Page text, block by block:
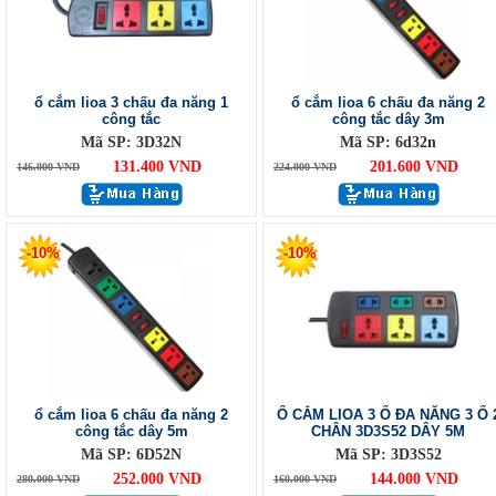
ổ cắm lioa 3 chấu đa năng 1
công tắc
Mã SP: 3D32N
146.000 VND 131.400 VND
ổ cắm lioa 6 chấu đa năng 2
công tắc dây 3m
Mã SP: 6d32n
224.000 VND 201.600 VND
-10%
ổ cắm lioa 6 chấu đa năng 2
công tắc dây 5m
Mã SP: 6D52N
280.000 VND 252.000 VND
-10%
Ổ CẮM LIOA 3 Ổ ĐA NĂNG 3 Ổ
CHÂN 3D3S52 DÂY 5M
Mã SP: 3D3S52
160.000 VND 144.000 VND